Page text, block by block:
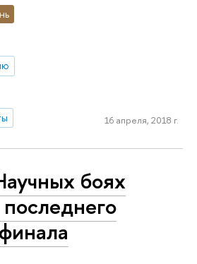
16 апреля, 2018 г.
боях